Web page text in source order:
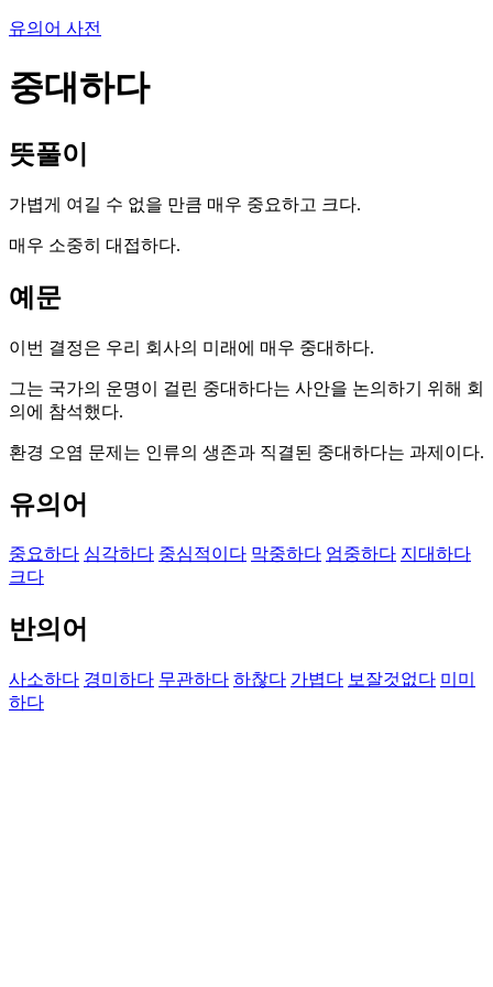
유의어 사전
중대하다
뜻풀이
가볍게 여길 수 없을 만큼 매우 중요하고 크다.
매우 소중히 대접하다.
예문
이번 결정은 우리 회사의 미래에 매우 중대하다.
그는 국가의 운명이 걸린 중대하다는 사안을 논의하기 위해 회
의에 참석했다.
환경 오염 문제는 인류의 생존과 직결된 중대하다는 과제이다.
유의어
중요하다 심각하다 중심적이다 막중하다 엄중하다 지대하다
크다
반의어
사소하다 경미하다 무관하다 하찮다 가볍다 보잘것없다 미미
하다